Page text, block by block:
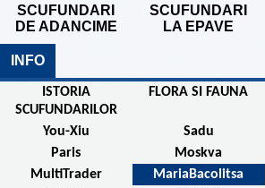
SCUFUNDARI
DE ADANCIME
SCUFUNDARI
LA EPAVE
INFO
ISTORIA
SCUFUNDARILOR
FLORA SI FAUNA
You-Xiu
Sadu
Paris
Moskva
MultiTrader
MariaBacolitsa